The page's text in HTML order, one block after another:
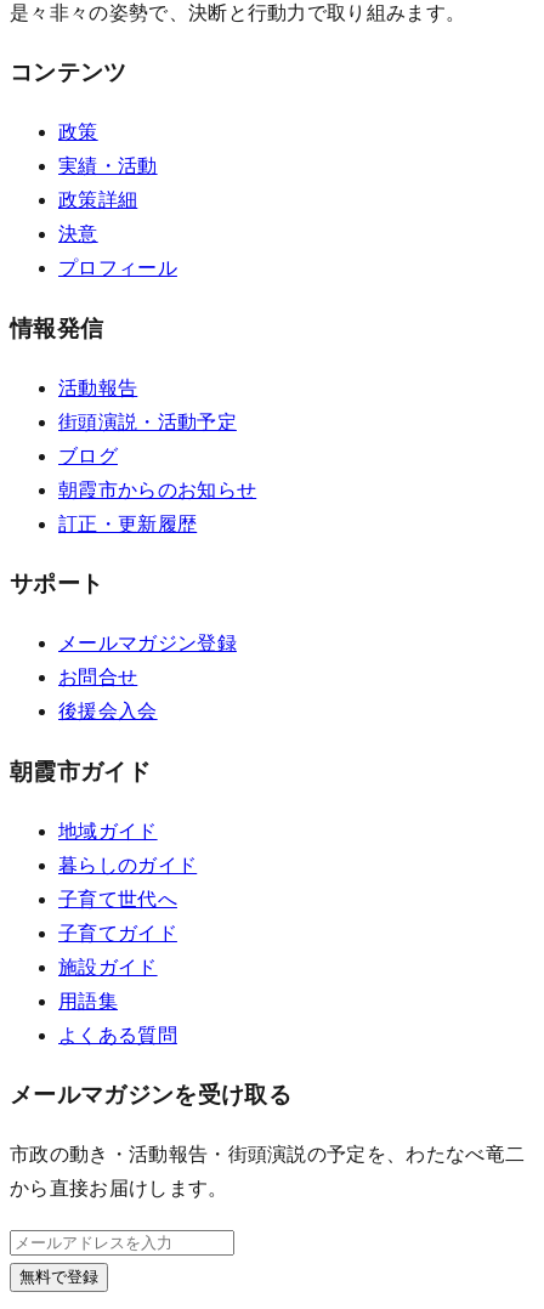
是々非々の姿勢で、決断と行動力で取り組みます。
コンテンツ
政策
実績・活動
政策詳細
決意
プロフィール
情報発信
活動報告
街頭演説・活動予定
ブログ
朝霞市からのお知らせ
訂正・更新履歴
サポート
メールマガジン登録
お問合せ
後援会入会
朝霞市ガイド
地域ガイド
暮らしのガイド
子育て世代へ
子育てガイド
施設ガイド
用語集
よくある質問
メールマガジンを受け取る
市政の動き・活動報告・街頭演説の予定を、わたなべ竜二
から直接お届けします。
無料で登録